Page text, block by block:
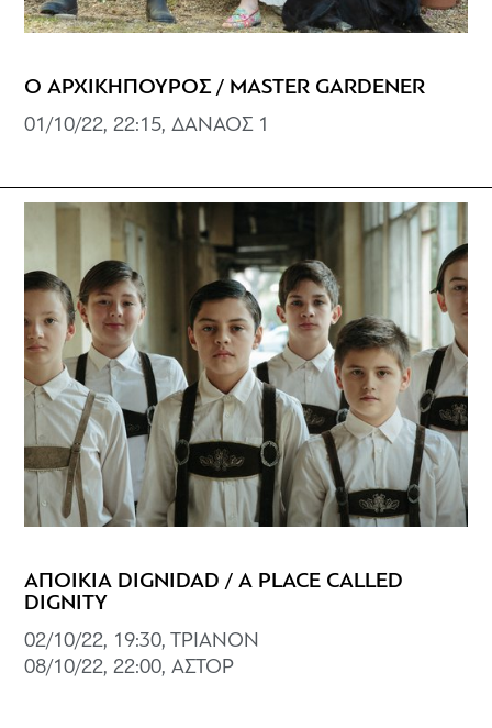
Ο ΑΡΧΙΚΗΠΟΥΡΟΣ / MASTER GARDENER
01/10/22, 22:15, ΔΑΝΑΟΣ 1
ΑΠΟΙΚΙΑ DIGNIDAD / A PLACE CALLED
DIGNITY
02/10/22, 19:30, TΡΙΑΝΟΝ
08/10/22, 22:00, ΑΣΤΟΡ